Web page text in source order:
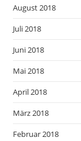
August 2018
Juli 2018
Juni 2018
Mai 2018
April 2018
März 2018
Februar 2018